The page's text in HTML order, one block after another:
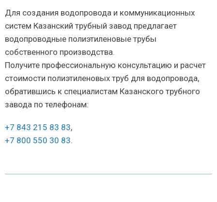
Для создания водопровода и коммуникационных
систем Казанский трубный завод предлагает
водопроводные полиэтиленовые трубы
собственного производства.
Получите профессиональную консультацию и расчет
стоимости полиэтиленовых труб для водопровода,
обратившись к специалистам Казанского трубного
завода по телефонам:
+7 843 215 83 83,
+7 800 550 30 83.